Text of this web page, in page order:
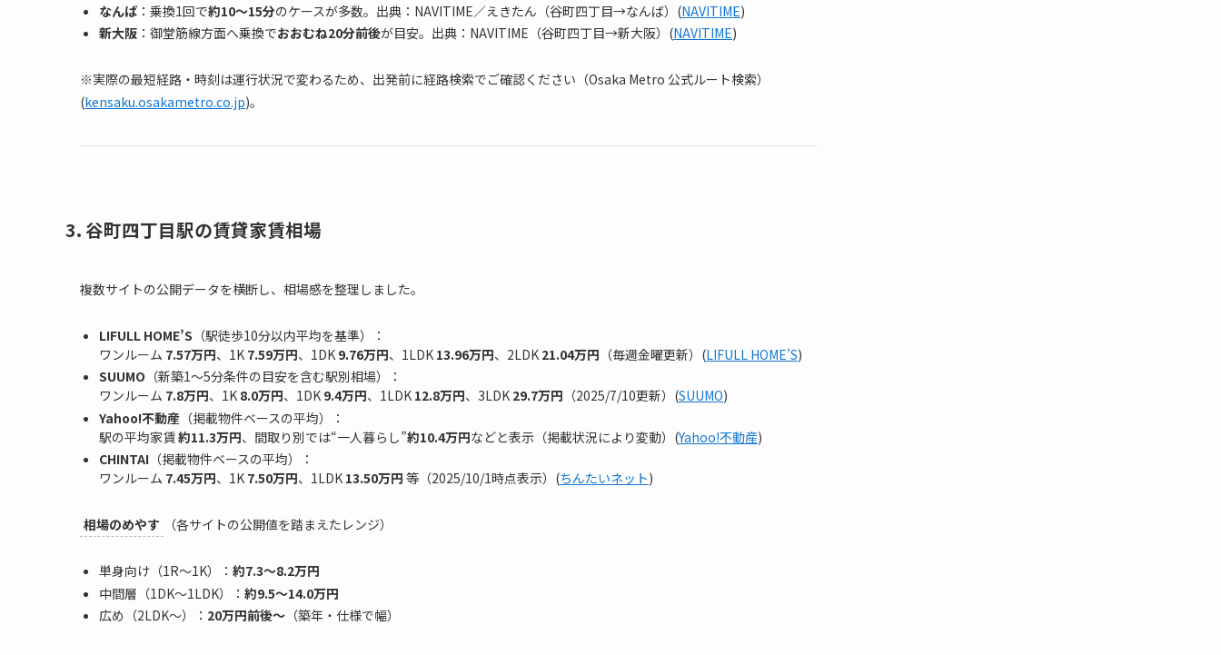
なんば ：乗換1回で約10〜15分のケースが多数。出典：NAVITIME／えきたん（谷町四丁目→なんば）(NAVITIME)
新大阪 ：御堂筋線方面へ乗換でおおむね20分前後が目安。出典：NAVITIME（谷町四丁目→新大阪）(NAVITIME)
※実際の最短経路・時刻は運行状況で変わるため、出発前に経路検索でご確認ください（Osaka Metro 公式ルート検索）
(kensaku.osakametro.co.jp)。
3. 谷町四丁目駅の賃貸家賃相場
複数サイトの公開データを横断し、相場感を整理しました。
LIFULL HOME’S （駅徒歩10分以内平均を基準）：
ワンルーム 7.57万円、1K 7.59万円、1DK 9.76万円、1LDK 13.96万円、2LDK 21.04万円 （毎週金曜更新）(LIFULL HOME’S)
SUUMO （新築1〜5分条件の目安を含む駅別相場）：
ワンルーム 7.8万円、1K 8.0万円、1DK 9.4万円、1LDK 12.8万円、3LDK 29.7万円 （2025/7/10更新）(SUUMO)
Yahoo!不動産 （掲載物件ベースの平均）：
駅の平均家賃約11.3万円、間取り別では“一人暮らし”約10.4万円などと表示（掲載状況により変動）(Yahoo!不動産)
CHINTAI （掲載物件ベースの平均）：
ワンルーム 7.45万円、1K 7.50万円、1LDK 13.50万円 等（2025/10/1時点表示）(ちんたいネット)
相場のめやす （各サイトの公開値を踏まえたレンジ）
単身向け（1R〜1K）： 約7.3〜8.2万円
中間層（1DK〜1LDK）： 約9.5〜14.0万円
広め（2LDK〜）： 20万円前後〜 （築年・仕様で幅）